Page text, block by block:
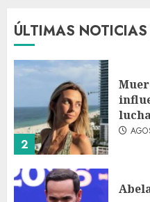
ÚLTIMAS NOTICIAS
1
2